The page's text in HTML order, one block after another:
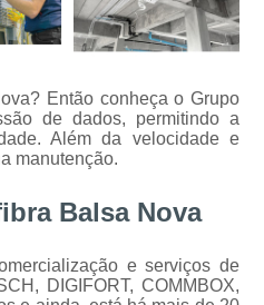
e Manutenção de Catracas
de Sistema de Controle
de Aterramento
de Energia Solar Curitiba
Projeto e Instalação de SPDA
Alarme
Perimetral
Cofres
Então conheça o Grupo
de dados, permitindo a
Além da velocidade e
manutenção.
Balsa Nova
e serviços de
DIGIFORT, COMMBOX,